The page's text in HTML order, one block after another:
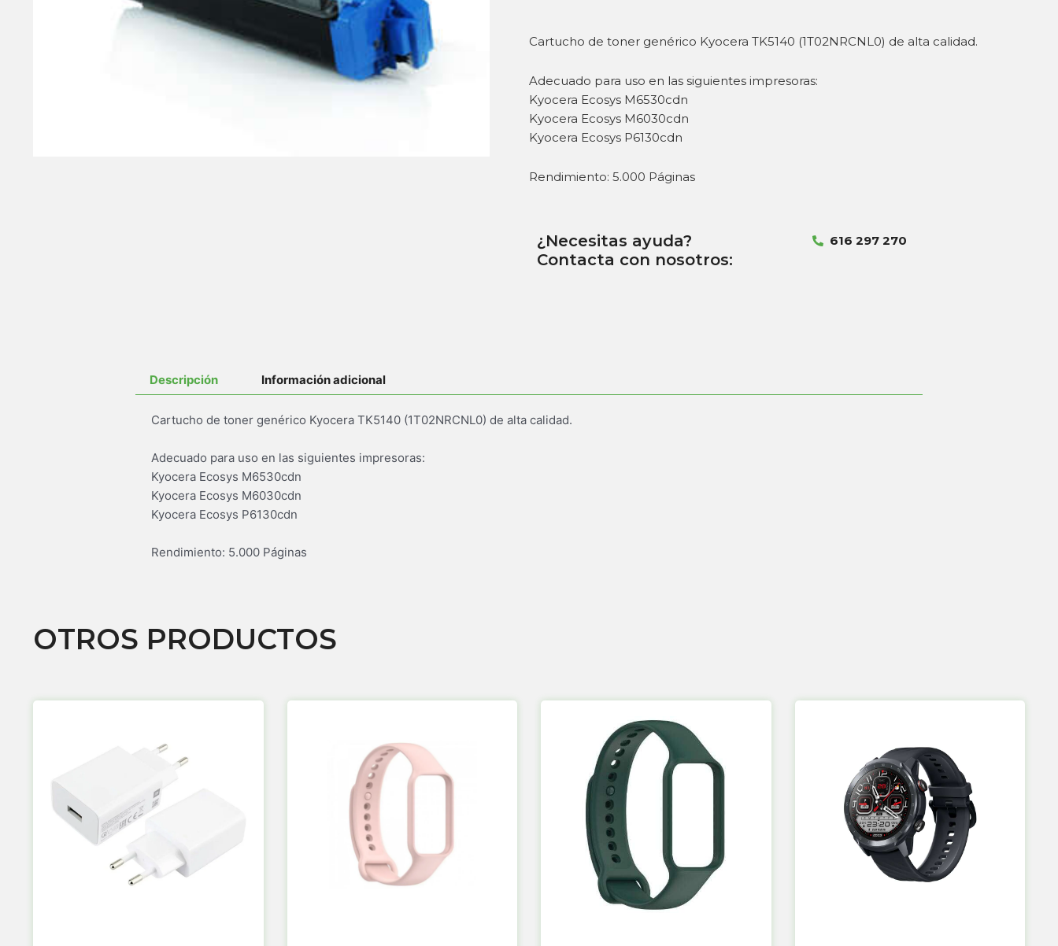
Cartucho de toner genérico Kyocera TK5140 (1T02NRCNL0) de alta calidad.
Adecuado para uso en las siguientes impresoras:
Kyocera Ecosys M6530cdn
Kyocera Ecosys M6030cdn
Kyocera Ecosys P6130cdn
Rendimiento: 5.000 Páginas
¿Necesitas ayuda?
Contacta con nosotros:
616 297 270
Descripción Información adicional
Cartucho de toner genérico Kyocera TK5140 (1T02NRCNL0) de alta calidad.
Adecuado para uso en las siguientes impresoras:
Kyocera Ecosys M6530cdn
Kyocera Ecosys M6030cdn
Kyocera Ecosys P6130cdn
Rendimiento: 5.000 Páginas
OTROS PRODUCTOS